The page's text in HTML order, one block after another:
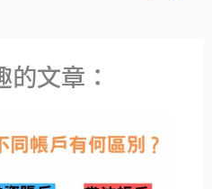
文章：